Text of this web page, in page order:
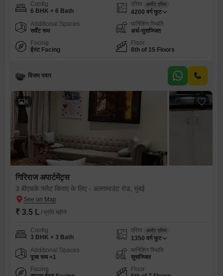
Config
6 BHK + 6 Bath
एरिया कार्पेट एरिया
4200 वर्ग फुट
Additional Spaces
सर्वेंट रूम
फर्निशिंग स्थिति
अर्ध-सुसज्जित
Facing
ईस्ट Facing
Floor
8th of 15 Floors
विजय पवार
4
गिरिराज अपार्टमेंट्स
3 बीएचके फ्लैट किराए के लिए - अल्तामाउंट रोड, मुंबई
₹ 3.5 L / प्रति महीने
Config
3 BHK + 3 Bath
एरिया कार्पेट एरिया
1350 वर्ग फुट
Additional Spaces
पूजा रूम +1
फर्निशिंग स्थिति
सुसज्जित
Facing
Floor